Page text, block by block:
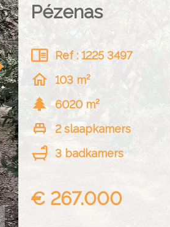
Pézenas
Ref : 1225 3497
103 m²
6020 m²
2 slaapkamers
3 badkamers
€ 267.000